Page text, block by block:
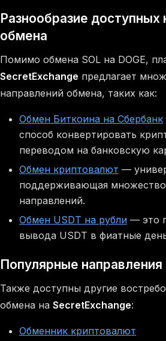
Разнообразие доступных
обмена
Помимо обмена SOL на DOGE,
SecretExchange предлагает
направлений обмена, таких как:
Обмен Биткоина на Сбербанк
способ конвертировать
переводом на банковскую
Обмен криптовалют —
поддерживающая
направлений.
Обмен USDT на рубли — это
вывода USDT в фиатные
Популярные
Также доступны другие
обмена на SecretExchange:
Обменник криптовалют